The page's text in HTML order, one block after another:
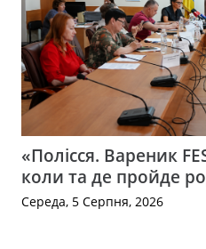
«Полісся. Вареник
коли та де пройде
Середа, 5 Серпня, 2026